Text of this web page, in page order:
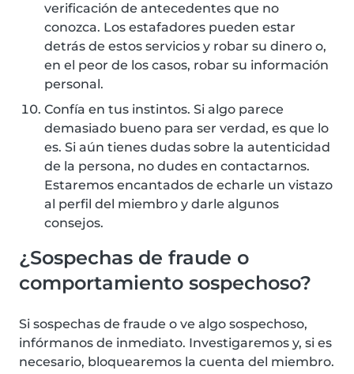
verificación de antecedentes que no
conozca. Los estafadores pueden estar
detrás de estos servicios y robar su dinero o,
en el peor de los casos, robar su información
personal.
Confía en tus instintos. Si algo parece
demasiado bueno para ser verdad, es que lo
es. Si aún tienes dudas sobre la autenticidad
de la persona, no dudes en contactarnos.
Estaremos encantados de echarle un vistazo
al perfil del miembro y darle algunos
consejos.
¿Sospechas de fraude o
comportamiento sospechoso?
Si sospechas de fraude o ve algo sospechoso,
infórmanos de inmediato. Investigaremos y, si es
necesario, bloquearemos la cuenta del miembro.